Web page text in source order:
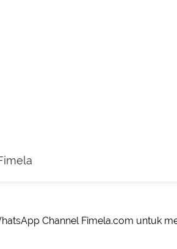
Channel Fimela.com untuk